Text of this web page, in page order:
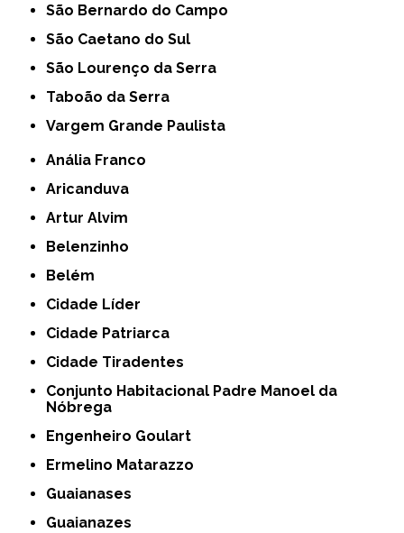
São Bernardo do Campo
São Caetano do Sul
São Lourenço da Serra
Taboão da Serra
Vargem Grande Paulista
Anália Franco
Aricanduva
Artur Alvim
Belenzinho
Belém
Cidade Líder
Cidade Patriarca
Cidade Tiradentes
Conjunto Habitacional Padre Manoel da
Nóbrega
Engenheiro Goulart
Ermelino Matarazzo
Guaianases
Guaianazes